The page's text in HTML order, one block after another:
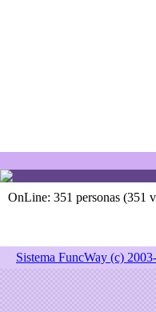
OnLine: 351 personas (351
Sistema FuncWay (c)